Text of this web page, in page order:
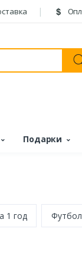
Подарки
1 год